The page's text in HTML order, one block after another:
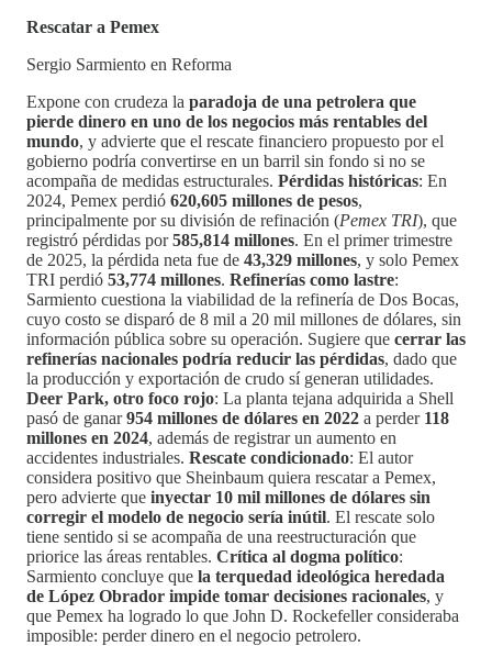
Rescatar a Pemex
Sergio Sarmiento en Reforma
Expone con crudeza la paradoja de una petrolera que
pierde dinero en uno de los negocios más rentables del
mundo, y advierte que el rescate financiero propuesto por el
gobierno podría convertirse en un barril sin fondo si no se
acompaña de medidas estructurales. Pérdidas históricas: En
2024, Pemex perdió 620,605 millones de pesos,
principalmente por su división de refinación (Pemex TRI), que
registró pérdidas por585,814 millones. En el primer trimestre
de 2025, la pérdida neta fue de 43,329 millones, y solo Pemex
TRI perdió 53,774 millones. Refinerías como lastre:
Sarmiento cuestiona la viabilidad de la refinería de Dos Bocas,
cuyo costo se disparó de 8 mil a 20 mil millones de dólares, sin
información pública sobre su operación. Sugiere que cerrar las
refinerías nacionales podría reducir las pérdidas, dado que
la producción y exportación de crudo sí generan utilidades.
Deer Park, otro foco rojo: La planta tejana adquirida a Shell
pasó de ganar954 millones de dólares en 2022 a perder 118
millones en 2024, además de registrar un aumento en
accidentes industriales. Rescate condicionado: El autor
considera positivo que Sheinbaum quiera rescatar a Pemex,
pero advierte que inyectar 10 mil millones de dólares sin
corregir el modelo de negocio sería inútil. El rescate solo
tiene sentido si se acompaña de una reestructuración que
priorice las áreas rentables. Crítica al dogma político:
Sarmiento concluye que la terquedad ideológica heredada
de López Obrador impide tomar decisiones racionales, y
que Pemex ha logrado lo que John D. Rockefeller consideraba
imposible: perder dinero en el negocio petrolero.